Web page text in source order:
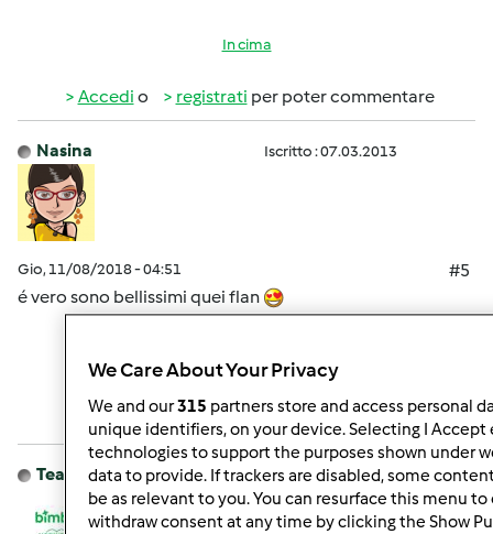
In cima
Accedi o registrati per poter commentare
Nasina Iscritto : 07.03.2013
Gio, 11/08/2018 - 04:51
#5
é vero sono bellissimi quei flan
In cima
Accedi o registrati per poter commentare
Team Bimby Iscritto : 11.12.2009
We Care About Your Privacy
We and our315 partners store and access personal
unique identifiers, on your device. Selecting I Accept
technologies to support the purposes shown under
data to provide. If trackers are disabled, some
be as relevant to you. You can resurface this menu
withdraw consent at any time by clicking the Show